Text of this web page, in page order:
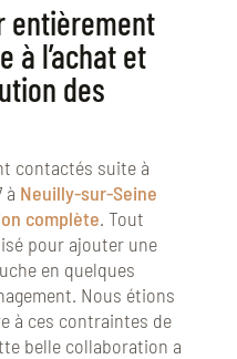
entièrement
à l’achat et
des
contactés suite à
à Neuilly-sur-Seine
complète. Tout
pour ajouter une
en quelques
Nous étions
à ces contraintes de
belle collaboration a